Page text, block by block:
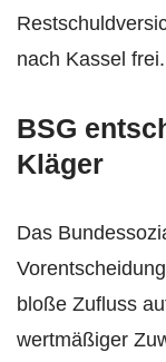
nach Kassel
BSG
Kläger
Das
bloße Zufluss
wertmäßiger